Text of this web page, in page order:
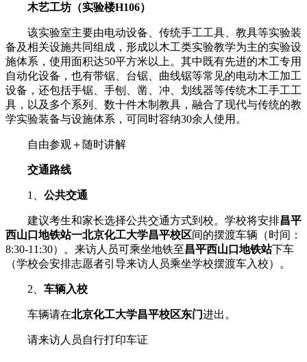
木艺工坊 （实验楼H106）
该实验室主要由电动设备、传统手工工具、教具等实验装
备及相关设施共同组成，形成以木工类实验教学为主的实验设
施体系，使用面积达50平方米以上。其中既有先进的木工专用
自动化设备，也有带锯、台锯、曲线锯等常见的电动木工加工
设备，还包括手锯、手刨、凿、冲、划线器等传统木工手工工
具，以及多个系列、数十件木制教具，融合了现代与传统的教
学实验装备与设施体系，可同时容纳30余人使用。
自由参观＋随时讲解
交通路线
1、 公共交通
建议考生和家长选择公共交通方式到校。学校将安排昌平
西山口地铁站一北京化工大学昌平校区间的摆渡车辆（时间：
8:30-11:30）。来访人员可乘坐地铁至昌平西山口地铁站下车
（学校会安排志愿者引导来访人员乘坐学校摆渡车入校）。
2、 车辆入校
车辆请在北京化工大学昌平校区东门进出。
请来访人员自行打印车证